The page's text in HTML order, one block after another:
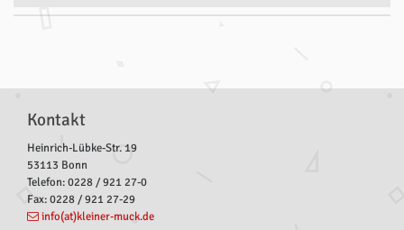
Kontakt
Heinrich-Lübke-Str. 19
53113 Bonn
Telefon: 0228 / 921 27-0
Fax: 0228 / 921 27-29
info(at)kleiner-muck.de